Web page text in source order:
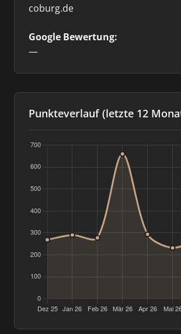
coburg.de
Google Bewertung:
—
Punkteverlauf (letzte 12